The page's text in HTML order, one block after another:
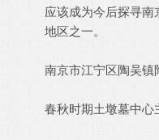
应该成为今后探寻
地区之一。
南京市江宁区陶吴镇
春秋时期土墩墓中心